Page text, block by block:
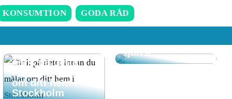
KONSUMTION GODA RÅD
Tänk på detta
innan du målar
om ditt hem i
Stockholm
till ett rent hem
där RUT-
tjänst